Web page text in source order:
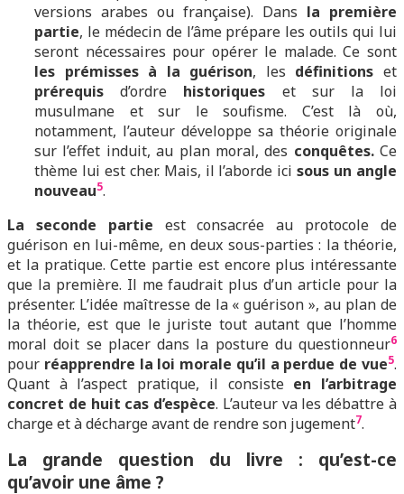
versions arabes ou française). Dans la première
partie, le médecin de l’âme prépare les outils qui lui
seront nécessaires pour opérer le malade. Ce sont
les prémisses à la guérison, les définitions et
prérequis d’ordre historiques et sur la loi
musulmane et sur le soufisme. C’est là où,
notamment, l’auteur développe sa théorie originale
sur l’effet induit, au plan moral, des conquêtes.Ce
thème lui est cher. Mais, il l’aborde icisous un angle
nouveau5.
La seconde partie est consacrée au protocole de
guérison en lui-même, en deux sous-parties : la théorie,
et la pratique. Cette partie est encore plus intéressante
que la première. Il me faudrait plus d’un article pour la
présenter. L’idée maîtresse de la « guérison », au plan de
la théorie, est que le juriste tout autant que l’homme
moral doit se placer dans la posture du questionneur6
pour réapprendre la loi morale qu’il a perdue de vue5.
Quant à l’aspect pratique, il consiste en l’arbitrage
concret de huit cas d’espèce. L’auteur va les débattre à
charge et à décharge avant de rendre son jugement7.
La grande question du livre : qu’est-ce
qu’avoir une âme ?